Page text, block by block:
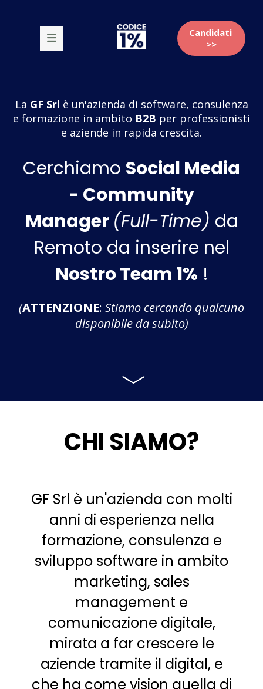
Candidati
>>
La GF Srl è un'azienda di software, consulenza
e formazione in ambito B2B per professionisti
e aziende in rapida crescita.
Cerchiamo Social Media
- Community
Manager (Full-Time) da
Remoto da inserire nel
Nostro Team 1% !
(ATTENZIONE: Stiamo cercando qualcuno
disponibile da subito)
CHI SIAMO?
GF Srl è un'azienda con molti
anni di esperienza nella
formazione, consulenza e
sviluppo software in ambito
marketing, sales
management e
comunicazione digitale,
mirata a far crescere le
aziende tramite il digital, e
che ha come vision quella di